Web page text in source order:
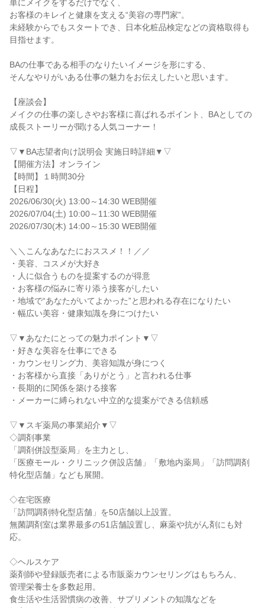
単にメイクをするだけでなく、
お客様のキレイと健康を支える“美容の専門家”。
未経験からでもスタートでき、日本化粧品検定などの資格取得も
目指せます。
BAの仕事である相手のなりたいイメージを形にする、
そんなやりがいある仕事の魅力をお伝えしたいと思います。
【座談会】
メイクの仕事の楽しさやお客様に喜ばれるポイント、BAとしての
成長ストーリーが聞ける人気コーナー！
▽▼BA志望者向け説明会 実施日時詳細▼▽
【開催方法】オンライン
【時間】１時間30分
【日程】
2026/06/30(火) 13:00～14:30 WEB開催
2026/07/04(土) 10:00～11:30 WEB開催
2026/07/30(木) 14:00～15:30 WEB開催
＼＼こんなあなたにおススメ！！／／
・美容、コスメが大好き
・人に似合うものを提案するのが得意
・お客様の悩みに寄り添う接客がしたい
・地域で“あなたがいてよかった”と思われる存在になりたい
・幅広い美容・健康知識を身につけたい
▽▼あなたにとっての魅力ポイント▼▽
・好きな美容を仕事にできる
・カウンセリング力、美容知識が身につく
・お客様から直接「ありがとう」と言われる仕事
・長期的に関係を築ける接客
・メーカーに縛られない中立的な提案ができる信頼感
▽▼スギ薬局の事業紹介▼▽
◇調剤事業
「調剤併設型薬局」を主力とし、
「医療モール・クリニック併設店舗」「敷地内薬局」「訪問調剤
特化型店舗」なども展開。
◇在宅医療
「訪問調剤特化型店舗」を50店舗以上設置。
無菌調剤室は業界最多の51店舗設置し、麻薬や抗がん剤にも対
応。
◇ヘルスケア
薬剤師や登録販売者による市販薬カウンセリングはもちろん、
管理栄養士を多数起用。
食生活や生活習慣病の改善、サプリメントの知識などを